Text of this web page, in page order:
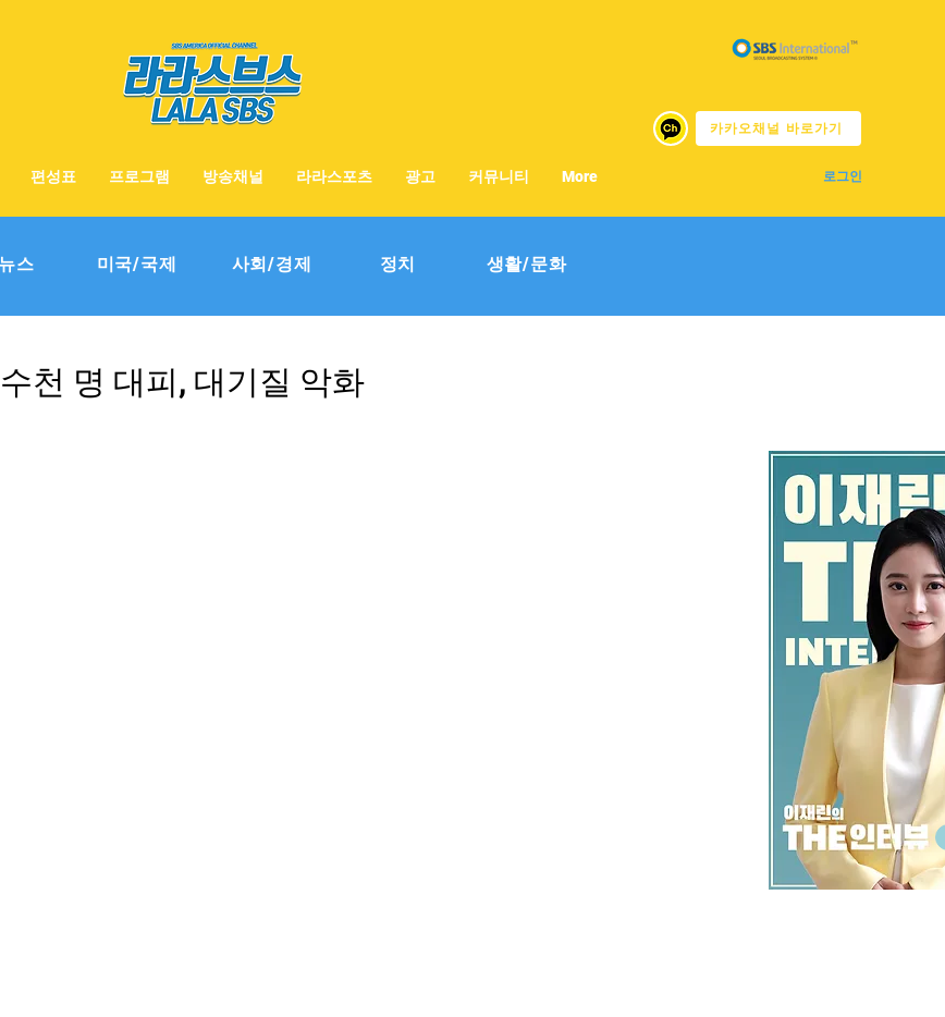
카카오채널 바로가기
로그인
편성표 프로그램 방송채널 라라스포츠 광고 커뮤니티 More
스 미국/국제 사회/경제 정치 생활/문화
천 명 대피, 대기질 악화